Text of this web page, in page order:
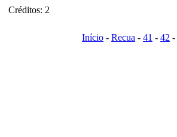
Créditos: 2
Início - Recua - 41 - 42 -